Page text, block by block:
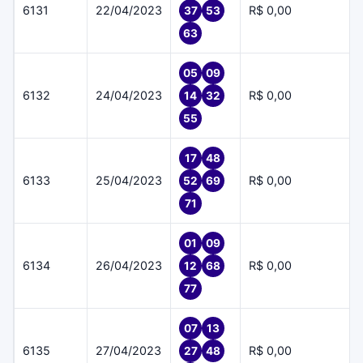
6131 22/04/2023 37
53
63
R$ 0,00
6132 24/04/2023
05
09
14
32
55
R$ 0,00
6133 25/04/2023
17
48
52
69
71
R$ 0,00
6134 26/04/2023
01
09
12
68
77
R$ 0,00
6135 27/04/2023
07
13
27
48
R$ 0,00